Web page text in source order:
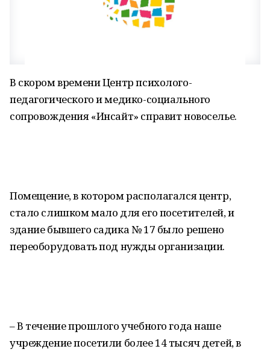
В скором времени Центр психолого-
педагогического и медико-социального
сопровождения «Инсайт» справит новоселье.
Помещение, в котором располагался центр,
стало слишком мало для его посетителей, и
здание бывшего садика № 17 было решено
переоборудовать под нужды организации.
– В течение прошлого учебного года наше
учреждение посетили более 14 тысяч детей, в